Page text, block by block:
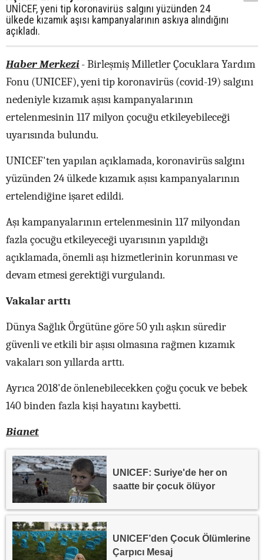
UNİCEF, yeni tip koronavirüs salgını yüzünden 24
ülkede kızamık aşısı kampanyalarının askıya alındığını
açıkladı.
Haber Merkezi- Birleşmiş Milletler Çocuklara Yardım
Fonu (UNICEF), yeni tip koronavirüs (covid-19) salgını
nedeniyle kızamık aşısı kampanyalarının
ertelenmesinin 117 milyon çocuğu etkileyebileceği
uyarısında bulundu.
UNICEF'ten yapılan açıklamada, koronavirüs salgını
yüzünden 24 ülkede kızamık aşısı kampanyalarının
ertelendiğine işaret edildi.
Aşı kampanyalarının ertelenmesinin 117 milyondan
fazla çocuğu etkileyeceği uyarısının yapıldığı
açıklamada, önemli aşı hizmetlerinin korunması ve
devam etmesi gerektiği vurgulandı.
Vakalar arttı
Dünya Sağlık Örgütüne göre 50 yılı aşkın süredir
güvenli ve etkili bir aşısı olmasına rağmen kızamık
vakaları son yıllarda arttı.
Ayrıca 2018'de önlenebilecekken çoğu çocuk ve bebek
140 binden fazla kişi hayatını kaybetti.
Bianet
UNICEF: Suriye'de her on
saatte bir çocuk ölüyor
UNICEF’den Çocuk Ölümlerine
Çarpıcı Mesaj